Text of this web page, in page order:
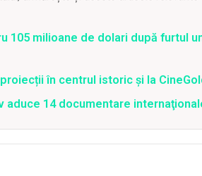
105 milioane de dolari după furtul
în centrul istoric și la
aduce 14 documentare